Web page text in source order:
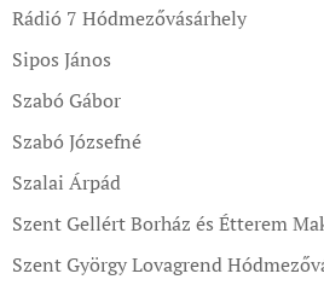
Rádió 7 Hódmezővásárhely
Sipos János
Szabó Gábor
Szabó Józsefné
Szalai Árpád
Szent Gellért Borház és Étterem
Szent György Lovagrend